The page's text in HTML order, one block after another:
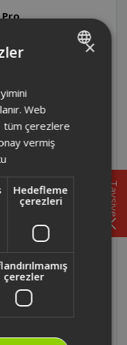
Pro
ön ısıtma
Pro
Tavsiye
×
Web
tüm çerezlere
vermiş
Hedefleme
çerezleri
çerezler